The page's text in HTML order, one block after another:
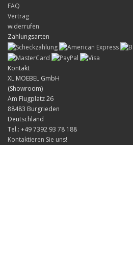
FAQ
Vertrag
widerrufen
Zahlungsarten
Kontakt
XL MOEBEL GmbH
(Showroom)
Am Flugplatz 26
88483 Burgrieden
Deutschland
Tel.: +49 7392 93 78 188
Kontaktieren Sie uns!